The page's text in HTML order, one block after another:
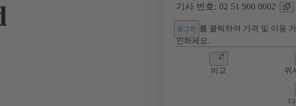
기사 번호: 02 51 900 0002
로그인 를 클릭하여 가격 및 이용
인하세요.
비교 위